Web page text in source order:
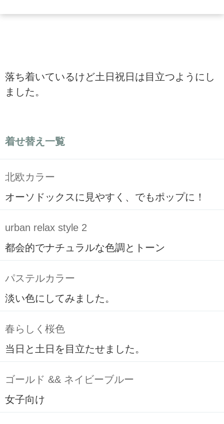
落ち着いているけど土日祝日は目立つようにし
ました。
着せ替え一覧
北欧カラー
オーソドックスに見やすく、でもポップに！
urban relax style 2
都会的でナチュラルな色調とトーン
パステルカラー
淡い色にしてみました。
春らしく桜色
当日と土日を目立たせました。
ゴールド && ネイビーブルー
女子向け